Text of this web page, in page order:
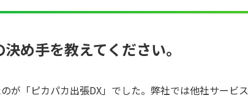
め手を教えてください。
が「ピカパカ出張DX」でした。弊社では他社サービ